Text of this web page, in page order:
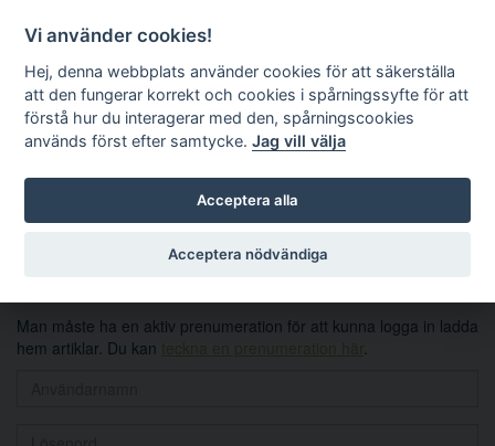
Sök
Logga in
Man måste ha en aktiv prenumeration för att kunna logga in ladda
hem artiklar. Du kan
Vi använder cookies!
Hej, denna webbplats använder cookies för att säkerställa
att den fungerar korrekt och cookies i spårningssyfte för att
förstå hur du interagerar med den, spårningscookies
används först efter samtycke.Jag vill välja
Acceptera alla
Acceptera nödvändiga